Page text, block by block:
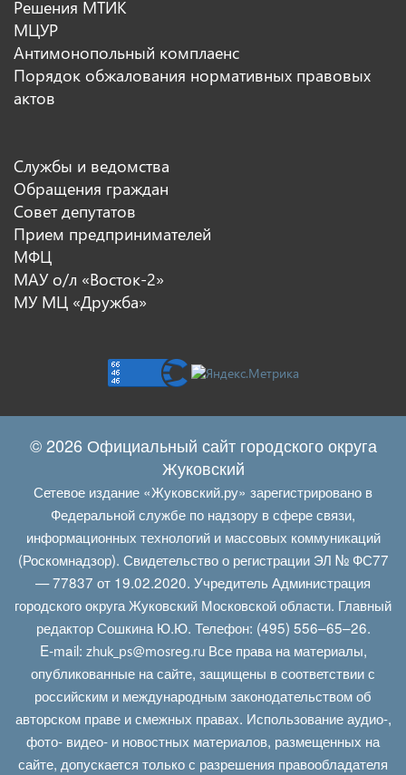
Решения МТИК
МЦУР
Антимонопольный комплаенс
Порядок обжалования нормативных правовых
актов
Службы и ведомства
Обращения граждан
Совет депутатов
Прием предпринимателей
МФЦ
МАУ о/л «Восток-2»
МУ МЦ «Дружба»
© 2026 Официальный сайт городского округа
Жуковский
Сетевое издание «Жуковский.ру» зарегистрировано в
Федеральной службе по надзору в сфере связи,
информационных технологий и массовых коммуникаций
(Роскомнадзор). Свидетельство о регистрации ЭЛ № ФС77
— 77837 от 19.02.2020. Учредитель Администрация
городского округа Жуковский Московской области. Главный
редактор Сошкина Ю.Ю. Телефон: (495) 556–65–26.
E‑mail: zhuk_ps@mosreg.ruВсе права на материалы,
опубликованные на сайте, защищены в соответствии с
российским и международным законодательством об
авторском праве и смежных правах. Использование аудио-,
фото- видео- и новостных материалов, размещенных на
сайте, допускается только с разрешения правообладателя